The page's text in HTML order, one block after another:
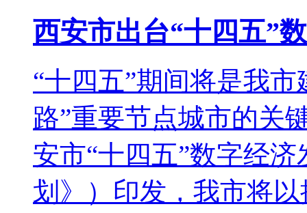
西安市出台“十四五”
“十四五”期间将是我
路”重要节点城市的关
安市“十四五”数字经
划》）印发，我市将